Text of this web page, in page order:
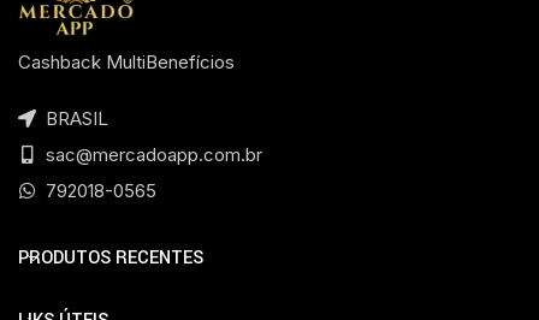
Cashback MultiBenefícios
BRASIL
sac@mercadoapp.com.br
792018-0565
PRODUTOS RECENTES